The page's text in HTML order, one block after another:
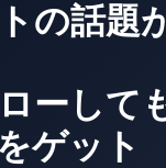
の話題
ーして
ゲット